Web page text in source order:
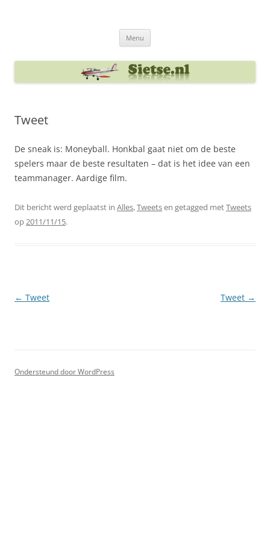
Menu
Tweet
De sneak is: Moneyball. Honkbal gaat niet om de beste
spelers maar de beste resultaten – dat is het idee van een
teammanager. Aardige film.
Dit bericht werd geplaatst in Alles,Tweetsen getagged metTweets
op2011/11/15.
Berichtnavigatie
← Tweet Tweet →
Ondersteund door WordPress